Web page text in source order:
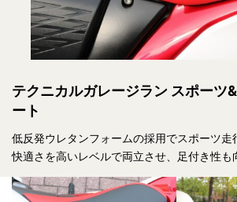
テクニカルガレージラン スポーツ
ート
低反発ウレタンフォームの採用でスポーツ走
快適さを高いレベルで両立させ、足付き性も